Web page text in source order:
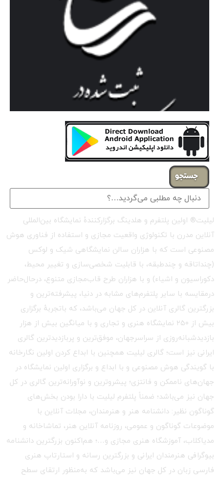
جستجو
لیلیت® اولین پلتفرم و هلدینگ برگزارکنندهٔ نمایشگاه بین‌المللی
آنلاین مدرن با تکنولوژی واقعیت مجازی و استفاده از فناوری هوش
مصنوعی است که با هزاران سالن نمایشگاهی شیک و لوکس
(چنداتاقه و چندطبقه، با قابلیت شخصی‌سازی و تغییر محیط،
دکوراسیون و اشیاء) و با هزاران طرح قاب‌مجازی متنوع، درحال‌حاضر
درمقایسه با سایر پلتفرم‌های مشابه در دنیا، پیشرفته‌ترین و
بزرگترین گالری آنلاین در کل جهان می‌باشد، که باتجربهٔ برگزاری
بیش از ۲۵۰ نمایشگاه هنری و تجاری و با میانگین بیش از هزار
بازدیدشبانه‌روزی از سراسرجهان، موفق‌ترین و پربازدیدترین گالری
ایرانی نیز است؛ گالری لیلیت همچنین با ابداع کردن اولین نگارخانه
با گویندگی هوش مصنوعی و با ابداع و برگزاری اولین نمایشگاه در
جهان‌های ناممکن و فانتزی؛ پیشروترین و نوآورانه‌ترین گالری در کل
جهان نیز می‌باشد؛ ضمناً پلتفرم لیلیت با دارا بودن بخش‌های
گوناگون نظیر: دانشنامه هنر و هنرمندان، مجلات آنلاین با
موضوعات گوناگون و عمومی، روزنامه آنلاین هنر، تماشاخانه و
مدیاکلاب، آموزشگاه هنری مجازی و…؛ هم‌اکنون بزرگترین دانشنامه
بیوگرافی هنرمندان ایرانی و بزرگترین رسانه و استارتاپ هنری
فارسی زبان در کل جهان نیز می‌باشد که به‌منظور ارتقای سطح